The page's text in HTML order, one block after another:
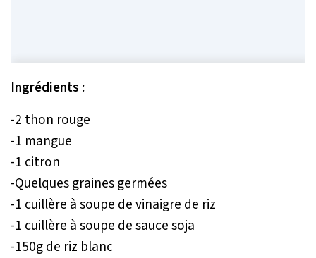
Ingrédients :
-2 thon rouge
-1 mangue
-1 citron
-Quelques graines germées
-1 cuillère à soupe de vinaigre de riz
-1 cuillère à soupe de sauce soja
-150g de riz blanc